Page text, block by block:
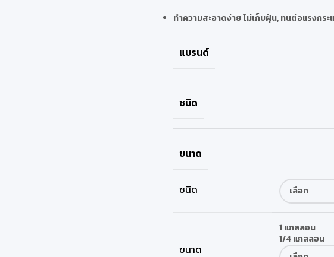
ทำความสะอาดง่าย ไม่เก็บฝุ่น, ทนต่อแรงกร
แบรนด์
ชนิด
ขนาด
ชนิด
ขนาด
1 แกลลอน
1/4 แกลลอน